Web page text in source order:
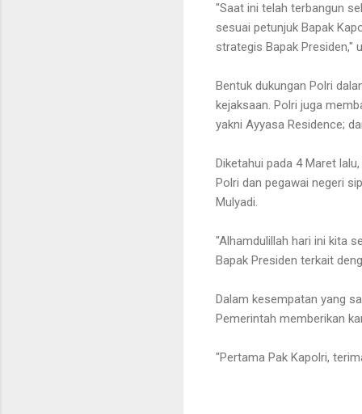
"Saat ini telah terbangun
sesuai petunjuk Bapak
strategis Bapak Presiden,"
Bentuk dukungan Polri
kejaksaan. Polri juga
yakni Ayyasa Residence;
Diketahui pada 4 Maret
Polri dan pegawai negeri
Mulyadi.
"Alhamdulillah hari ini kita
Bapak Presiden terkait
Dalam kesempatan yang
Pemerintah memberikan
"Pertama Pak Kapolri,